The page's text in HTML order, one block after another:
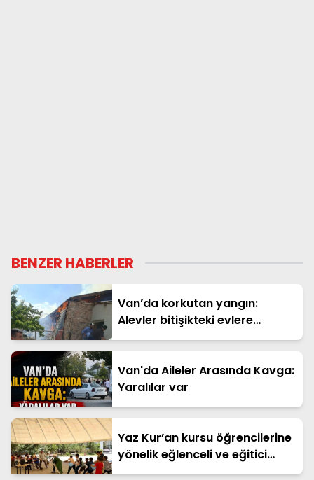
BENZER HABERLER
Van’da korkutan yangın:
Alevler bitişikteki evlere
sıçramadan söndürüldü
Van'da Aileler Arasında Kavga:
Yaralılar var
Yaz Kur’an kursu öğrencilerine
yönelik eğlenceli ve eğitici
etkinlik